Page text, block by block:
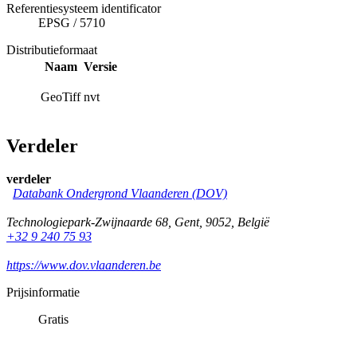
Referentiesysteem identificator
EPSG / 5710
Distributieformaat
Naam Versie
GeoTiff nvt
Verdeler
verdeler
Databank Ondergrond Vlaanderen (DOV)
Technologiepark-Zwijnaarde 68, Gent, 9052, België
+32 9 240 75 93
https://www.dov.vlaanderen.be
Prijsinformatie
Gratis